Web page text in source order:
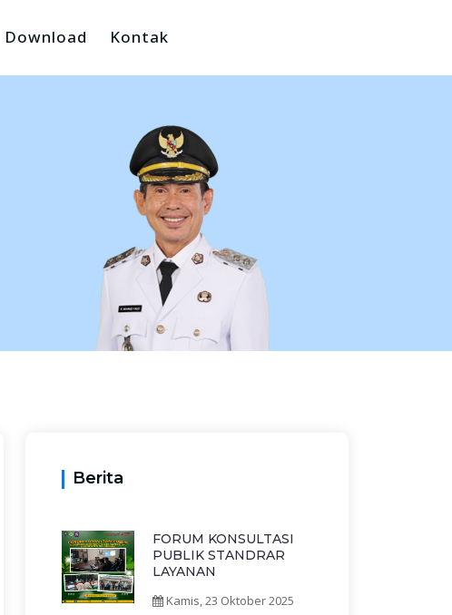
Download Kontak
Berita
FORUM KONSULTASI
PUBLIK STANDRAR
LAYANAN
Kamis, 23 Oktober 2025